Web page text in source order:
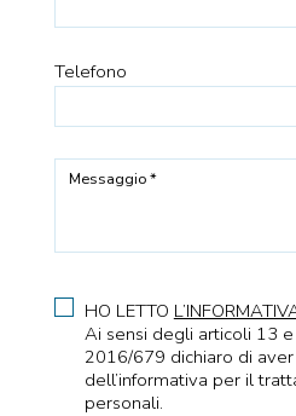
Telefono
Messaggio *
HO LETTO
Ai sensi degli articoli 13
2016/679 dichiaro di
dell’informativa per il
personali.